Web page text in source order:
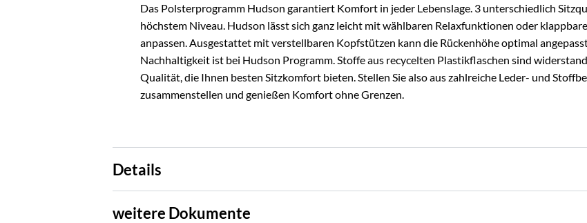
Das Polsterprogramm Hudson garantiert Komfort in jeder Lebenslage. 3 unterschiedlich
höchstem Niveau. Hudson lässt sich ganz leicht mit wählbaren Relaxfunktionen oder
anpassen. Ausgestattet mit verstellbaren Kopfstützen kann die Rückenhöhe optimal
Nachhaltigkeit ist bei Hudson Programm. Stoffe aus recycelten Plastikflaschen sind
Qualität, die Ihnen besten Sitzkomfort bieten. Stellen Sie also aus zahlreiche Leder- und
zusammenstellen und genießen Komfort ohne Grenzen.
Details
weitere Dokumente